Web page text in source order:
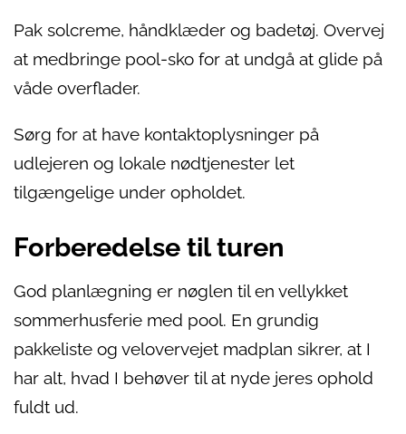
Pak solcreme, håndklæder og badetøj. Overvej
at medbringe pool-sko for at undgå at glide på
våde overflader.
Sørg for at have kontaktoplysninger på
udlejeren og lokale nødtjenester let
tilgængelige under opholdet.
Forberedelse til turen
God planlægning er nøglen til en vellykket
sommerhusferie med pool. En grundig
pakkeliste og velovervejet madplan sikrer, at I
har alt, hvad I behøver til at nyde jeres ophold
fuldt ud.